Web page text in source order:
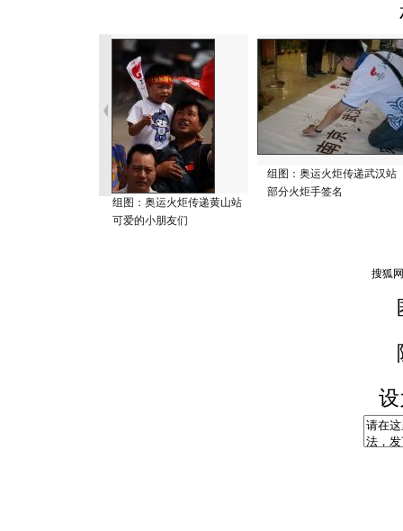
组图：奥运火炬传递黄山站
可爱的小朋友们
组图：奥运火炬传递武汉站
部分火炬手签名